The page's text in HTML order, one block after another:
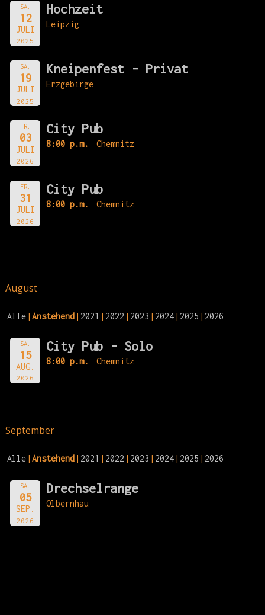
SA.
12
JULI
2025
Hochzeit
Leipzig
SA.
19
JULI
2025
Kneipenfest - Privat
Erzgebirge
FR.
03
JULI
2026
City Pub
8:00 p.m. Chemnitz
FR.
31
JULI
2026
City Pub
8:00 p.m. Chemnitz
August
Alle Anstehend 2021 2022 2023 2024 2025 2026
SA.
15
AUG.
2026
City Pub - Solo
8:00 p.m. Chemnitz
September
Alle Anstehend 2021 2022 2023 2024 2025 2026
SA.
05
SEP.
2026
Drechselrange
Olbernhau